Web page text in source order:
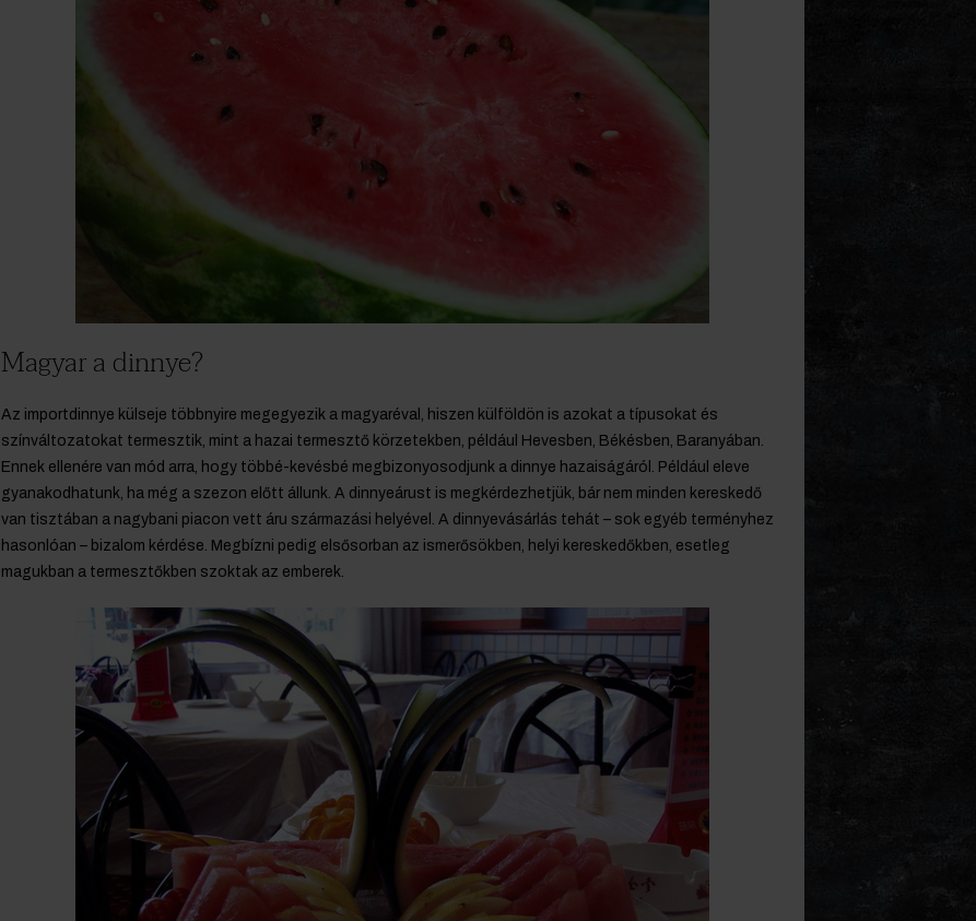
Magyar a dinnye?
Az importdinnye külseje többnyire megegyezik a magyaréval, hiszen külföldön is azokat a típusokat és
színváltozatokat termesztik, mint a hazai termesztő körzetekben, például Hevesben, Békésben, Baranyában.
Ennek ellenére van mód arra, hogy többé-kevésbé megbizonyosodjunk a dinnye hazaiságáról. Például eleve
gyanakodhatunk, ha még a szezon előtt állunk. A dinnyeárust is megkérdezhetjük, bár nem minden kereskedő
van tisztában a nagybani piacon vett áru származási helyével. A dinnyevásárlás tehát – sok egyéb terményhez
hasonlóan – bizalom kérdése. Megbízni pedig elsősorban az ismerősökben, helyi kereskedőkben, esetleg
magukban a termesztőkben szoktak az emberek.